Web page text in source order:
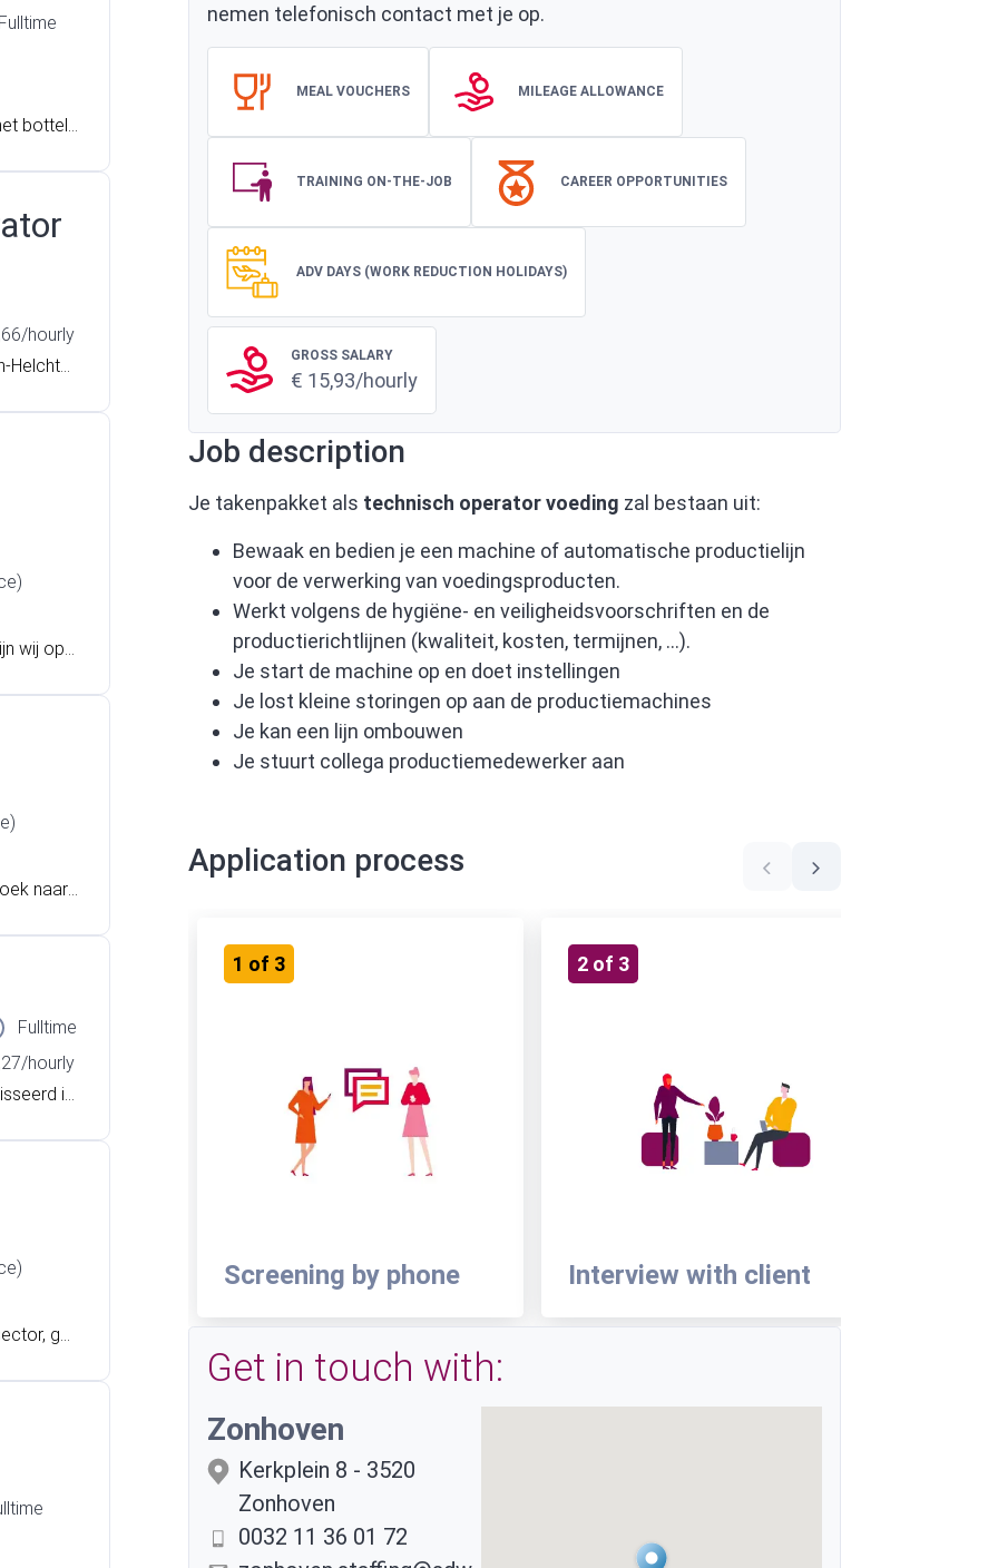
Fulltime
bottele
2-ploe
hourly
Heb
wij op z
naar
Lees d
Fulltime
hourly
in
2-ploe
gel
als m
nemen telefonisch contact met je op.
MEAL VOUCHERS MILEAGE ALLOWANCE
TRAINING ON-THE-JOB CAREER OPPORTUNITIES
ADV DAYS (WORK REDUCTION HOLIDAYS)
GROSS SALARY
€ 15,93/hourly
Job description
Je takenpakket als technisch operator voeding zal bestaan uit:
Bewaak en bedien je een machine of automatische productielijn
voor de verwerking van voedingsproducten.
Werkt volgens de hygiëne- en veiligheidsvoorschriften en de
productierichtlijnen (kwaliteit, kosten, termijnen, ...).
Je start de machine op en doet instellingen
Je lost kleine storingen op aan de productiemachines
Je kan een lijn ombouwen
Je stuurt collega productiemedewerker aan
Application process
1 of 3
Screening by phone
2 of 3
Interview with client
Get in touch with:
Zonhoven
Kerkplein 8 - 3520
Zonhoven
0032 11 36 01 72